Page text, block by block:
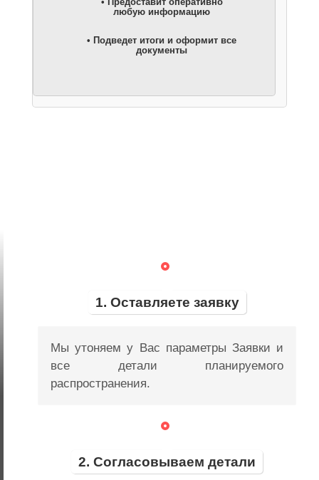
любую информацию
• Подведет итоги и оформит все
документы
1. Оставляете заявку
Мы утоняем у Вас параметры Заявки и
все детали планируемого
распространения.
2. Согласовываем детали